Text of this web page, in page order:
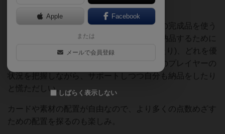
点数を獲得すると言うシンプルなルール。
納品するものによっては素材の段階でほかの完成品を使う
などあり(例えば、Aのキャラクターの③を納品するために
Cのキャラクターの②の完成品が必要だったり)、どれを優
先的に作って納品するかを考えたり、ほかのプレイヤーの
状況を把握しながら、サポートしつつ自分も納品をしたり
と慌ただしい。
カードや素材の配置が自由なので、より多くの点数めざす
ための配置を探るのも楽しみ。
Apple Facebook
または
メールで会員登録
しばらく表示しない